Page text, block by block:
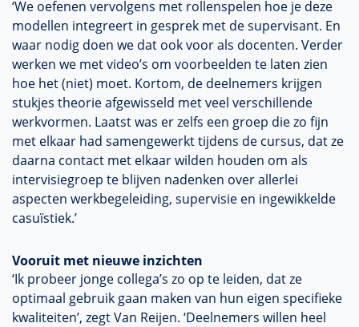
‘We oefenen vervolgens met rollenspelen hoe je deze
modellen integreert in gesprek met de supervisant. En
waar nodig doen we dat ook voor als docenten. Verder
werken we met video’s om voorbeelden te laten zien
hoe het (niet) moet. Kortom, de deelnemers krijgen
stukjes theorie afgewisseld met veel verschillende
werkvormen. Laatst was er zelfs een groep die zo fijn
met elkaar had samengewerkt tijdens de cursus, dat ze
daarna contact met elkaar wilden houden om als
intervisiegroep te blijven nadenken over allerlei
aspecten werkbegeleiding, supervisie en ingewikkelde
casuïstiek.’
Vooruit met nieuwe inzichten
‘Ik probeer jonge collega’s zo op te leiden, dat ze
optimaal gebruik gaan maken van hun eigen specifieke
kwaliteiten’, zegt Van Reijen. ‘Deelnemers willen heel